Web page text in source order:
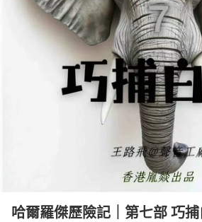
女裝 男裝 化妝
電子/紙本書
HOT
哈爾羅傑歷險記｜第七部 巧捕